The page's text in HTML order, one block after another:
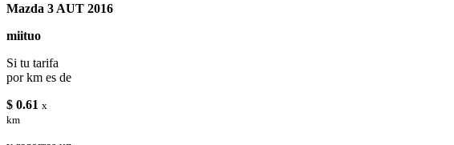
Mazda 3 AUT 2016
miituo
Si tu tarifa
por km es de
$ 0.61 x
km